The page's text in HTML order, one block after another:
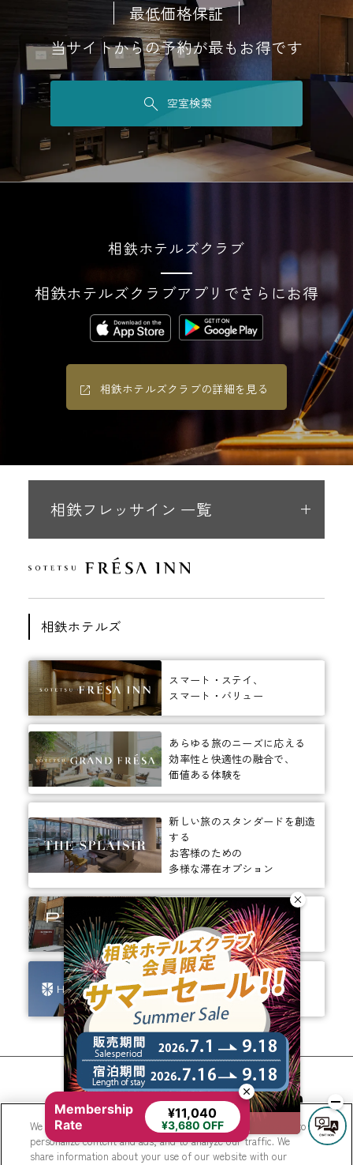
最低価格保証
当サイトからの予約が最もお得です
空室検索
相鉄ホテルズクラブ
相鉄ホテルズクラブアプリでさらにお得
相鉄ホテルズクラブの詳細を見る
相鉄フレッサイン 一覧
相鉄ホテルズ
スマート・ステイ、
スマート・バリュー
あらゆる旅のニーズに応える
効率性と快適性の融合で、
価値ある体験を
新しい旅のスタンダードを創造
する
お客様のための
多様な滞在オプション
ありそうでなかった、
ちょっと新しいカタチ。
ビジネスからレジャーまで、
幅広く選ばれるホテルへ。
相鉄ホテルズ 公式SNS
We use cookies to improve your experience on our website, to
personalize content and ads, and to analyze our traffic. We
share information about your use of our website with our
Membership
Rate
¥11,040
¥3,680 OFF